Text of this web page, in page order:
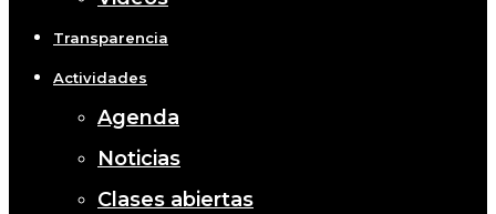
Transparencia
Actividades
Agenda
Noticias
Clases abiertas